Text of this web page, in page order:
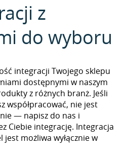
z
do wyboru
integracji Twojego sklepu
dostępnymi w naszym
z różnych branż. Jeśli
współpracować, nie jest
— napisz do nas i
Ciebie integrację. Integracja
możliwa wyłącznie w